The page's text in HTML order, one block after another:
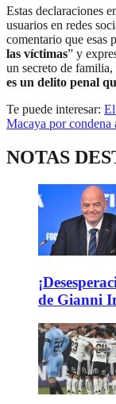
Estas declaraciones
usuarios en redes
comentario que esas
las víctimas” y
un secreto de familia,
es un delito penal
Te puede interesar:
Macaya por
NOTAS
de Gianni